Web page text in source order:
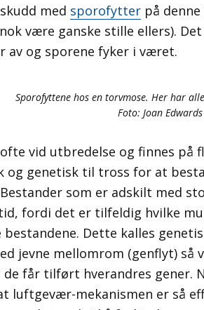
med sporofytter på
være ganske stille ellers).
av og sporene fyker i været.
Sporofyttene hos en torvmose. Her har
Foto: Joan Edwards
vid utbredelse og finnes på
og genetisk til tross for at
som er adskilt med
fordi det er tilfeldig hvilke
bestandene. Dette kalles
jevne mellomrom (genflyt) så
får tilført hverandres gener.
luftgevær-mekanismen er så